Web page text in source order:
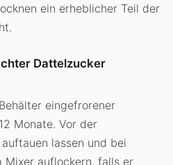
ein erheblicher Teil der
Dattelzucker
eingefrorener
Monate. Vor der
lassen und bei
Mixer auflockern, falls er